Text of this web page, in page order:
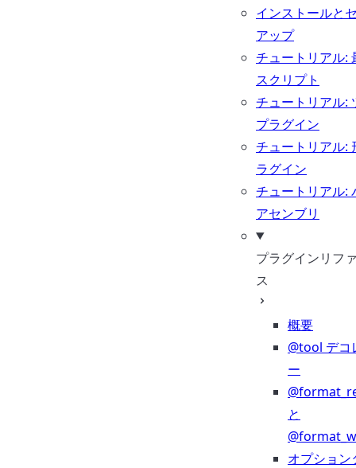
インストールと
アップ
チュートリアル:
スクリプト
チュートリアル:
プラグイン
チュートリアル:
ラグイン
チュートリアル:
アセンブリ
プラグインリフ
ス
概要
@tool デコ
ー
と
オプション